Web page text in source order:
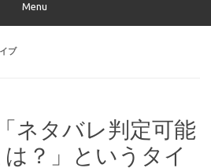
Menu
ブ
ネタバレ判定可能
？」というタイ